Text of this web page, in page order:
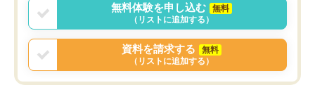
無料体験を申し込む
無料
（リストに追加する）
資料を請求する
無料
（リストに追加する）